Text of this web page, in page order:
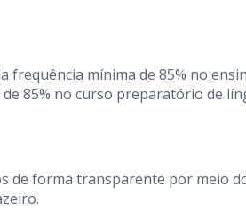
frequência mínima de 85% no
85% no curso preparatório de
de forma transparente por meio